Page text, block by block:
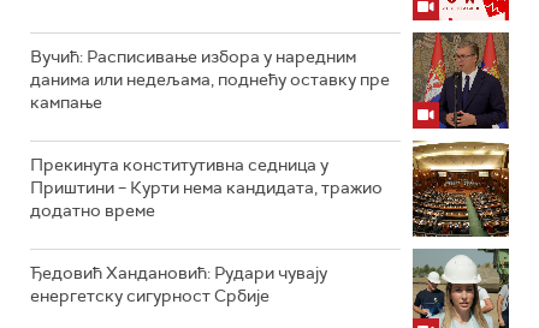
Вучић: Расписивање избора у наредним
данима или недељама, поднећу оставку пре
кампање
Прекинута конститутивна седница у
Приштини – Курти нема кандидата, тражио
додатно време
Ђедовић Хандановић: Рудари чувају
енергетску сигурност Србије